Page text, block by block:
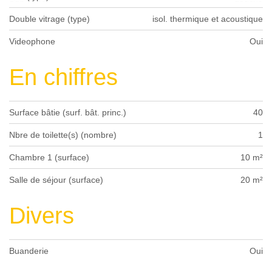
Double vitrage (type) isol. thermique et acoustique
Videophone Oui
En chiffres
Surface bâtie (surf. bât. princ.) 40
Nbre de toilette(s) (nombre) 1
Chambre 1 (surface) 10 m²
Salle de séjour (surface) 20 m²
Divers
Buanderie Oui